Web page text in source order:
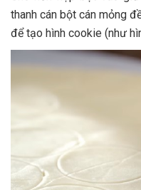
thanh cán bột cán mỏng
để tạo hình cookie (như